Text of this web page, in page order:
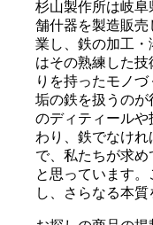
杉山製作所は岐
舗什器を製造販売
業し、鉄の加工
はその熟練した
りを持ったモノ
垢の鉄を扱うの
のディティール
わり、鉄でなけ
で、私たちが求め
と思っています。
し、さらなる本質